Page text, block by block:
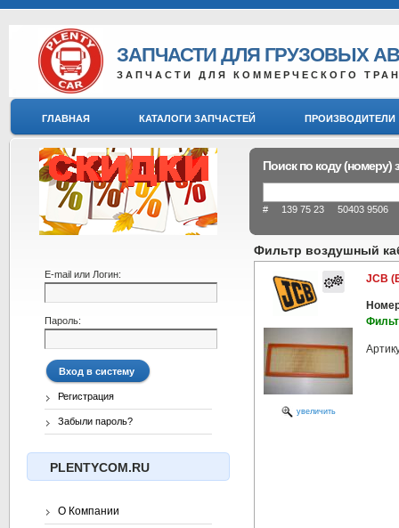
ЗАПЧАСТИ ДЛЯ ГРУЗОВЫХ
ЗАПЧАСТИ ДЛЯ КОММЕРЧЕСКОГО
ГЛАВНАЯ КАТАЛОГИ ЗАПЧАСТЕЙ ПРОИЗВОДИТЕЛИ
Поиск по коду (номеру)
# 139 75 23 50403 9506
Фильтр воздушный
увеличить
JCB
E-mail или Логин:
Пароль:
Регистрация
Забыли пароль?
PLENTYCOM.RU
О Компании